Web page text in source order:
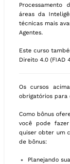
Processamento
áreas da
técnicas mais
Agentes.
Este curso
Direito 4.0 (FIAD
Os cursos
obrigatórios
Como bônus
você pode
quiser obter um
de bônus:
Planejando